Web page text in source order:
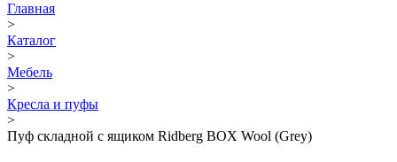
Главная
>
Каталог
>
Мебель
>
Кресла и пуфы
>
Пуф складной с ящиком Ridberg BOX Wool (Grey)